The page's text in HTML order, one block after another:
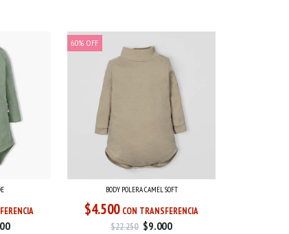
60%OFF
BODY POLERA CAMEL SOFT
$4.500 CON TRANSFERENCIA
$22.250 $9.000